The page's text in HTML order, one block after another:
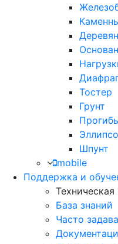
Тостер
Грунт
Шпунт
mobile
Поддержка и
База знаний
Часто